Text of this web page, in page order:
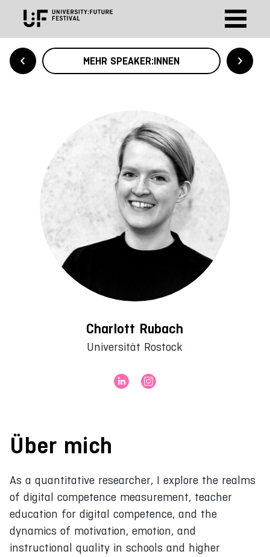
MEHR SPEAKER:INNEN
Charlott Rubach
Universität Rostock
Über mich
As a quantitative researcher, I explore the realms
of digital competence measurement, teacher
education for digital competence, and the
dynamics of motivation, emotion, and
instructional quality in schools and higher